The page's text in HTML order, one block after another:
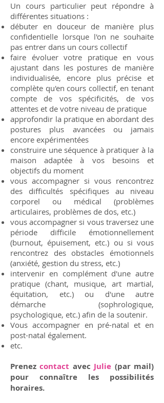
Un cours particulier peut répondre à
différentes situations :
débuter en douceur de manière plus
confidentielle lorsque l'on ne souhaite
pas entrer dans un cours collectif
faire évoluer votre pratique en vous
ajustant dans les postures de manière
individualisée, encore plus précise et
complète qu'en cours collectif, en tenant
compte de vos spécificités, de vos
attentes et de votre niveau de pratique
approfondir la pratique en abordant des
postures plus avancées ou jamais
encore expérimentées
construire une séquence à pratiquer à la
maison adaptée à vos besoins et
objectifs du moment
vous accompagner si vous rencontrez
des difficultés spécifiques au niveau
corporel ou médical (problèmes
articulaires, problèmes de dos, etc.)
vous accompagner si vous traversez une
période difficile émotionnellement
(burnout, épuisement, etc.) ou si vous
rencontrez des obstacles émotionnels
(anxiété, gestion du stress, etc.)
intervenir en complément d'une autre
pratique (chant, musique, art martial,
équitation, etc.) ou d'une autre
démarche (sophrologique,
psychologique, etc.) afin de la soutenir.
Vous accompagner en pré-natal et en
post-natal également.
etc.
Prenezcontact avec Julie (par mail)
pour connaître les possibilités
horaires.